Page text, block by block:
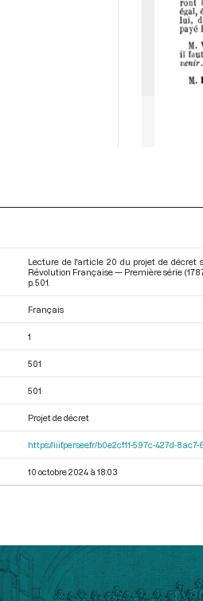
Lecture de l'article 20 du projet de décret
Révolution Française — Première série
p. 501.
Français
1
501
501
Projet de décret
https://iiif.persee.fr/b0e2cf11-597c-427d-
10 octobre 2024 à 18:03